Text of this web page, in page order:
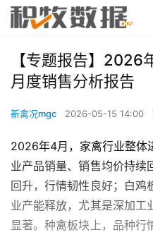
【专题报告】2026
月度销售分析报告
新禽况mgc 2026-05-15 14:00
2026年4月，家禽行业整体
业产品销量、销售均价持续
回升，行情韧性良好；白鸡
业产能释放，尤其是深加工
显著。种禽板块上，品种行